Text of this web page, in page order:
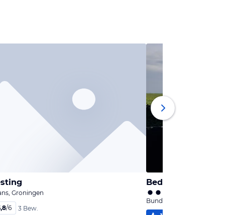
Groningen
/6 3 Bew.
Bed & Breakfast
Bunde, Niedersachsen